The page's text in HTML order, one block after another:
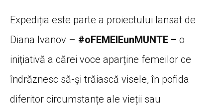
Expediția este parte a proiectului lansat de
Diana Ivanov – #oFEMEIEunMUNTE – o
inițiativă a cărei voce aparține femeilor ce
îndrăznesc să-și trăiască visele, în pofida
diferitor circumstanțe ale vieții sau